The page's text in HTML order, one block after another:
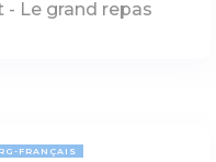
Le grand repas
FRANÇAIS